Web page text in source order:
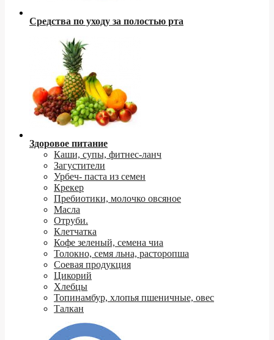
Средства по уходу за полостью рта
Здоровое питание
Каши, супы, фитнес-ланч
Загустители
Урбеч- паста из семен
Крекер
Пребиотики, молочко овсяное
Масла
Отруби.
Клетчатка
Кофе зеленый, семена чиа
Толокно, семя льна, расторопша
Соевая продукция
Цикорий
Хлебцы
Топинамбур, хлопья пшеничные, овес
Талкан